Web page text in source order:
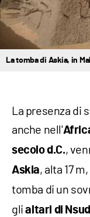
La tomba di Askia, in
La presenza di
anche nell'
secolo d.C.,
Askia, alta 17
tomba di un
glialtari di